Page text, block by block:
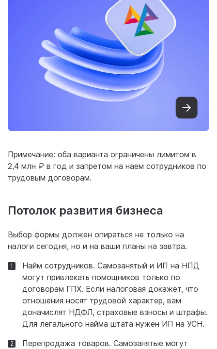
Примечание: оба варианта ограничены лимитом в
2,4 млн ₽ в год и запретом на наем сотрудников по
трудовым договорам.
Потолок развития бизнеса
Выбор формы должен опираться не только на
налоги сегодня, но и на ваши планы на завтра.
Найм сотрудников. Самозанятый и ИП на НПД
могут привлекать помощников только по
договорам ГПХ. Если налоговая докажет, что
отношения носят трудовой характер, вам
доначислят НДФЛ, страховые взносы и штрафы.
Для легального найма штата нужен ИП на УСН.
Перепродажа товаров. Самозанятые могут